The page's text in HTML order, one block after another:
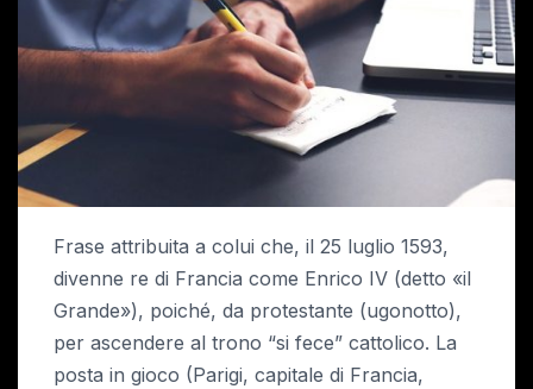
Frase attribuita a colui che, il 25 luglio 1593,
divenne re di Francia come Enrico IV (detto «il
Grande»), poiché, da protestante (ugonotto),
per ascendere al trono “si fece” cattolico. La
posta in gioco (Parigi, capitale di Francia,